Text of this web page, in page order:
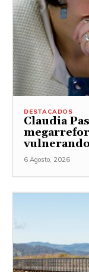
DESTACADOS
Claudia
6 Agosto, 2026